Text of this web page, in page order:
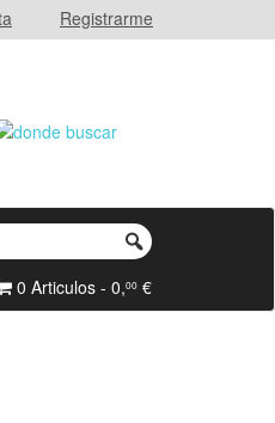
Registrarme
0 Articulos - 0,00 €